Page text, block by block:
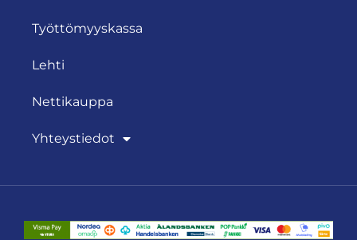
Työttömyyskassa
Lehti
Nettikauppa
Yhteystiedot